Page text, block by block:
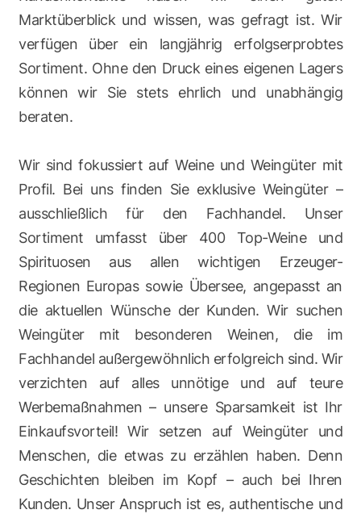
Marktüberblick und wissen, was gefragt ist. Wir
verfügen über ein langjährig erfolgserprobtes
Sortiment. Ohne den Druck eines eigenen Lagers
können wir Sie stets ehrlich und unabhängig
beraten.
Wir sind fokussiert auf Weine und Weingüter mit
Profil. Bei uns finden Sie exklusive Weingüter –
ausschließlich für den Fachhandel. Unser
Sortiment umfasst über 400 Top-Weine und
Spirituosen aus allen wichtigen Erzeuger-
Regionen Europas sowie Übersee, angepasst an
die aktuellen Wünsche der Kunden. Wir suchen
Weingüter mit besonderen Weinen, die im
Fachhandel außergewöhnlich erfolgreich sind. Wir
verzichten auf alles unnötige und auf teure
Werbemaßnahmen – unsere Sparsamkeit ist Ihr
Einkaufsvorteil! Wir setzen auf Weingüter und
Menschen, die etwas zu erzählen haben. Denn
Geschichten bleiben im Kopf – auch bei Ihren
Kunden. Unser Anspruch ist es, authentische und